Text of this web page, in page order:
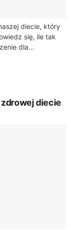
diecie, który
się, ile tak
dla...
diecie